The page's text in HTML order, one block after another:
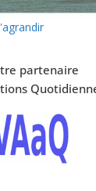
partenaire